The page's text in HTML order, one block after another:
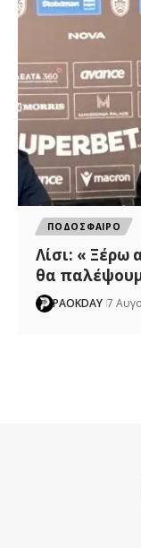
ΠΟΔΟΣΦΑΙΡΟ
Λίσι: « Ξέρω
θα
PAOKDAY 7